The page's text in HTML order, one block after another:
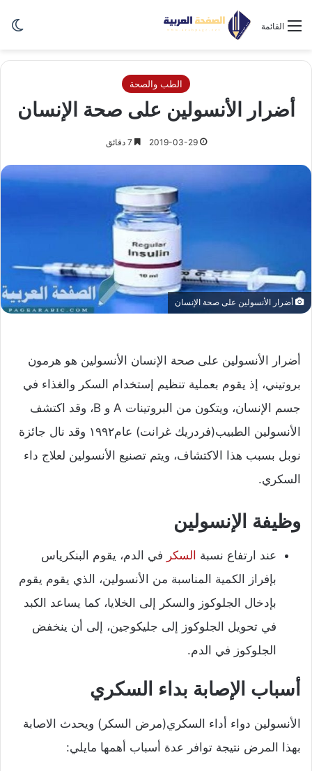
القائمة
الطب والصحة
أضرار الأنسولين على صحة الإنسان
2019-03-29
أضرار الأنسولين على صحة الإنسان
أضرار الأنسولين على صحة الإنسان الأنسولين هو هرمون
بروتيني، إذ يقوم بعملية تنظيم إستخدام السكر والغذاء في
جسم الإنسان، ويتكون من البروتينات A و B، وقد اكتشف
الأنسولين الطبيب(فردريك غرانت) عام١٩٩٢ وقد نال جائزة
نوبل بسبب هذا الاكتشاف، ويتم تصنيع الأنسولين لعلاج داء
السكري.
وظيفة الإنسولين
عند ارتفاع نسبة السكر في الدم، يقوم البنكرياس
بإفراز الكمية المناسبة من الأنسولين، الذي يقوم يقوم
بإدخال الجلوكوز والسكر إلى الخلايا، كما يساعد الكبد
في تحويل الجلوكوز إلى جليكوجين، إلى أن ينخفض
الجلوكوز في الدم.
أسباب الإصابة بداء السكري
الأنسولين دواء أداء السكري(مرض السكر) ويحدث الاصابة
بهذا المرض نتيجة توافر عدة أسباب أهمها مايلي: